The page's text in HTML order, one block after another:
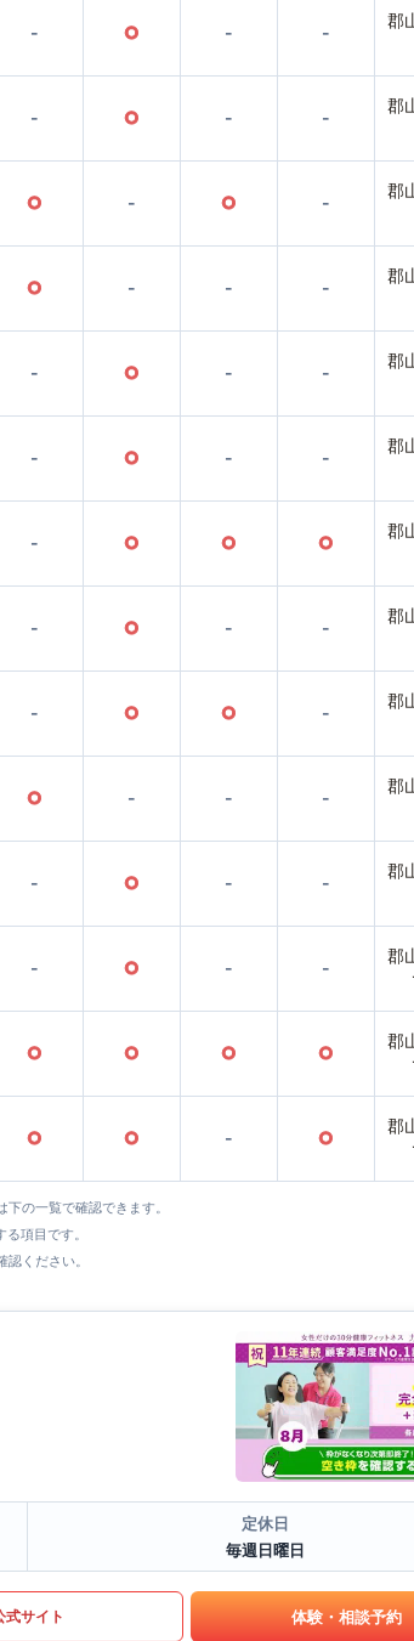
- ○ - -
郡
- ○ - -
郡
○ - ○ -
郡
○ - - -
郡
- ○ - -
郡
- ○ - -
郡
- ○ ○ ○
郡
- ○ - -
郡
- ○ ○ -
郡
○ - - -
郡
- ○ - -
郡
- ○ - -
郡
○ ○ ○ ○
郡
○ ○ - ○
郡
の一覧で確認できます。
項目です。
ください。
定休日
毎週日曜日
式サイト 体験・相談予約